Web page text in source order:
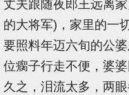
丈夫跟随夜郎王远离
的大将军)，家里的一
要照料年迈六旬的公
位瘸子行走不便，婆
久之，泪流太多，两